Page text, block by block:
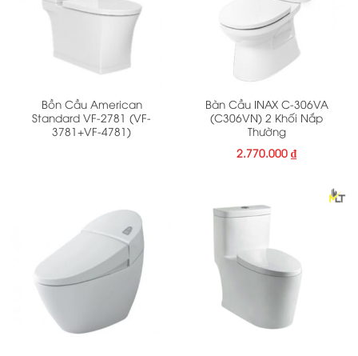
Bồn Cầu American
Standard VF-2781 (VF-
3781+VF-4781)
Bàn Cầu INAX C-306VA
(C306VN) 2 Khối Nắp
Thường
2.770.000 ₫